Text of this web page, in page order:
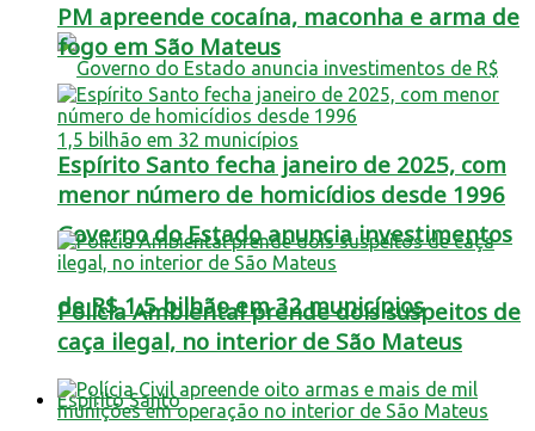
Governo do Estado anuncia investimentos
de R$ 1,5 bilhão em 32 municípios
Espírito Santo
PM apreende cocaína, maconha e arma de
fogo em São Mateus
Espírito Santo fecha janeiro de 2025, com
menor número de homicídios desde 1996
Polícia Ambiental prende dois suspeitos de
caça ilegal, no interior de São Mateus